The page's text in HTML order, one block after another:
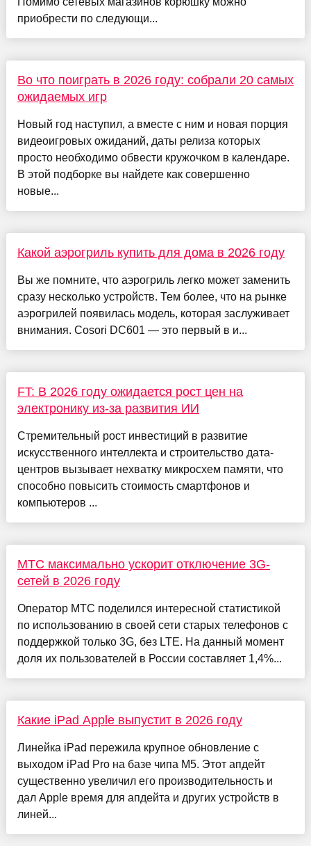
приобрести по следующи...
Во что поиграть в 2026 году: собрали 20 самых
ожидаемых игр
Новый год наступил, а вместе с ним и новая порция
видеоигровых ожиданий, даты релиза которых
просто необходимо обвести кружочком в календаре.
В этой подборке вы найдете как совершенно
новые...
Какой аэрогриль купить для дома в 2026 году
Вы же помните, что аэрогриль легко может заменить
сразу несколько устройств. Тем более, что на рынке
аэрогрилей появилась модель, которая заслуживает
внимания. Cosori DC601 — это первый в и...
FT: В 2026 году ожидается рост цен на
электронику из-за развития ИИ
Стремительный рост инвестиций в развитие
искусственного интеллекта и строительство дата-
центров вызывает нехватку микросхем памяти, что
способно повысить стоимость смартфонов и
компьютеров ...
МТС максимально ускорит отключение 3G-
сетей в 2026 году
Оператор МТС поделился интересной статистикой
по использованию в своей сети старых телефонов с
поддержкой только 3G, без LTE. На данный момент
доля их пользователей в России составляет 1,4%...
Какие iPad Apple выпустит в 2026 году
Линейка iPad пережила крупное обновление с
выходом iPad Pro на базе чипа М5. Этот апдейт
существенно увеличил его производительность и
дал Apple время для апдейта и других устройств в
линей...